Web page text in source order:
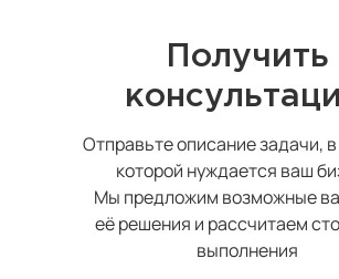
Получить
Отправьте описание задачи,
которой нуждается ваш
Мы предложим возможные
её решения и рассчитаем
выполнения